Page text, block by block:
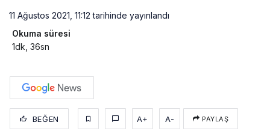
11 Ağustos 2021, 11:12 tarihinde yayınlandı
Okuma süresi
1dk, 36sn
BEĞEN A+ A- PAYLAŞ